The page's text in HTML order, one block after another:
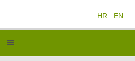
i
.
HR EN